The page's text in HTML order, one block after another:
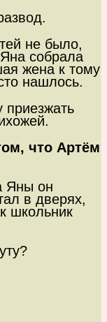
не было,
собрала
жена к тому
нашлось.
приезжать
что Артём
Яны он
в дверях,
школьник